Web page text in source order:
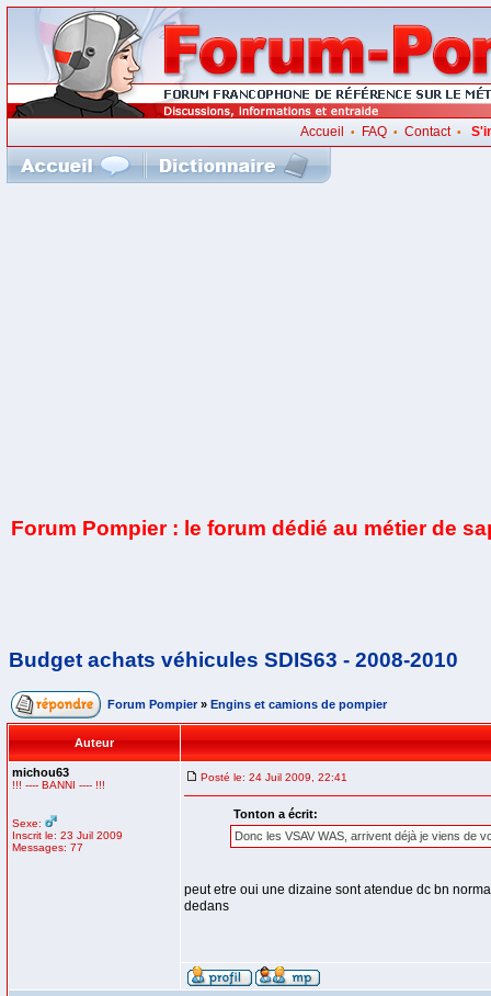
Accueil • FAQ• Contact•
Forum Pompier : le forum dédié au métier de
Budget achats véhicules SDIS63 - 2008-2010
Forum Pompier » Engins et camions de pompier
Auteur
michou63
!!! ---- BANNI ---- !!!
Sexe:
Inscrit le: 23 Juil 2009
Messages: 77
Posté le: 24 Juil 2009, 22:41
Tonton a écrit:
Donc les VSAV WAS, arrivent déjà je viens de
peut etre oui une dizaine sont atendue dc bn
dedans